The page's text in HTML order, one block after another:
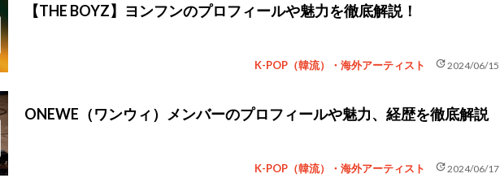
【THE BOYZ】ヨンフンのプロフィールや魅力を徹底解説！
K-POP（韓流）・海外アーティスト update2024/06/15
ONEWE（ワンウィ）メンバーのプロフィールや魅力、経歴を徹底解説
K-POP（韓流）・海外アーティスト update2024/06/17